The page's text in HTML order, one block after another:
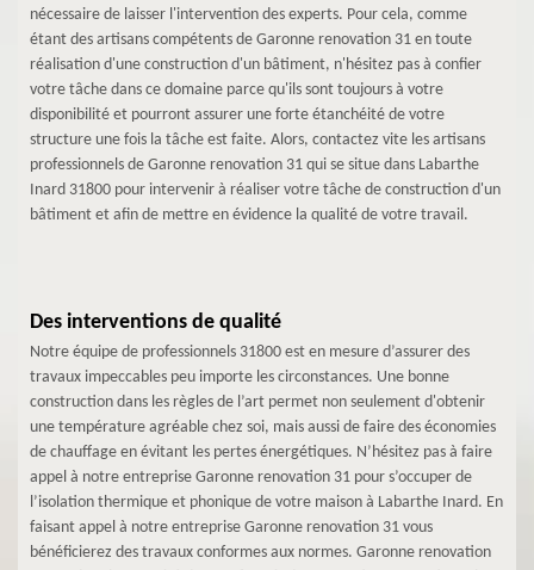
nécessaire de laisser l'intervention des experts. Pour cela, comme
étant des artisans compétents de Garonne renovation 31 en toute
réalisation d'une construction d'un bâtiment, n'hésitez pas à confier
votre tâche dans ce domaine parce qu'ils sont toujours à votre
disponibilité et pourront assurer une forte étanchéité de votre
structure une fois la tâche est faite. Alors, contactez vite les artisans
professionnels de Garonne renovation 31 qui se situe dans Labarthe
Inard 31800 pour intervenir à réaliser votre tâche de construction d'un
bâtiment et afin de mettre en évidence la qualité de votre travail.
Des interventions de qualité
Notre équipe de professionnels 31800 est en mesure d’assurer des
travaux impeccables peu importe les circonstances. Une bonne
construction dans les règles de l’art permet non seulement d'obtenir
une température agréable chez soi, mais aussi de faire des économies
de chauffage en évitant les pertes énergétiques. N’hésitez pas à faire
appel à notre entreprise Garonne renovation 31 pour s’occuper de
l’isolation thermique et phonique de votre maison à Labarthe Inard. En
faisant appel à notre entreprise Garonne renovation 31 vous
bénéficierez des travaux conformes aux normes. Garonne renovation